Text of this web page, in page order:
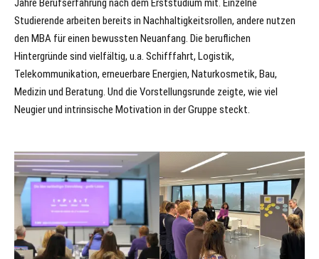
Jahre Berufserfahrung nach dem Erststudium mit. Einzelne
Studierende arbeiten bereits in Nachhaltigkeitsrollen, andere nutzen
den MBA für einen bewussten Neuanfang. Die beruflichen
Hintergründe sind vielfältig, u.a. Schifffahrt, Logistik,
Telekommunikation, erneuerbare Energien, Naturkosmetik, Bau,
Medizin und Beratung. Und die Vorstellungsrunde zeigte, wie viel
Neugier und intrinsische Motivation in der Gruppe steckt.